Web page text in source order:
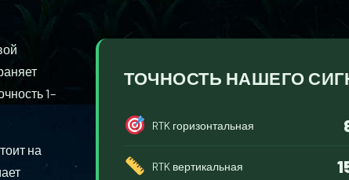
1–
на
ТОЧНОСТЬ НАШЕГО
RTK горизонтальная
RTK вертикальная